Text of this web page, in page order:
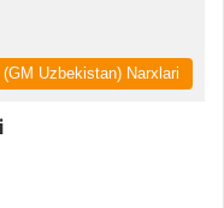
Uzbekistan) Narxlari